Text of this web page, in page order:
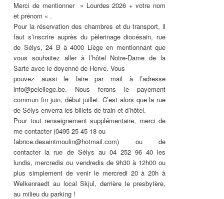
Merci de mentionner » Lourdes 2026 + votre nom
et prénom « .
Pour la réservation des chambres et du transport, il
faut s’inscrire auprès du pèlerinage diocésain, rue
de Sélys, 24 B à 4000 Liège en mentionnant que
vous souhaitez aller à l’hôtel Notre-Dame de la
Sarte avec le doyenné de Herve. Vous
pouvez aussi le faire par mail à l’adresse
info@peleliege.be. Nous ferons le payement
commun fin juin, début juillet. C’est alors que la rue
de Sélys enverra les billets de train et d’hôtel.
Pour tout renseignement supplémentaire, merci de
me contacter (0495 25 45 18 ou
fabrice.desaintmoulin@hotmail.com) ou de
contacter la rue de Sélys au 04 252 96 40 les
lundis, mercredis ou vendredis de 9h30 à 12h00 ou
plus simplement de venir le mercredi 20 à 20h à
Welkenraedt au local Skjul, derrière le presbytère,
au milieu du parking !